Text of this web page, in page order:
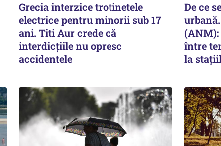
Grecia interzice trotinetele
electrice pentru minorii sub 17
ani. Titi Aur crede că
interdicţiile nu opresc
accidentele
De ce
între
la